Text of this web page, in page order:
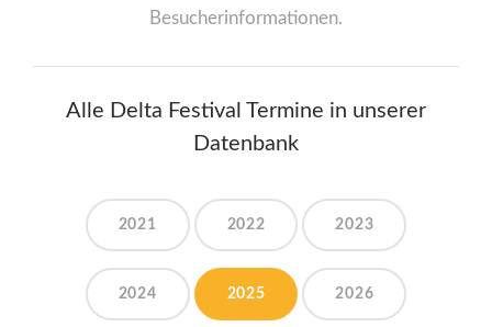
Besucherinformationen.
Alle Delta Festival Termine in unserer
Datenbank
2021 2022 2023
2024 2025 2026